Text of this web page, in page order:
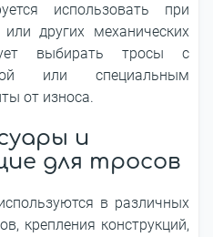
использовать при
других механических
выбирать тросы с
или специальным
от износа.
и
для тросов
в различных
крепления конструкций,